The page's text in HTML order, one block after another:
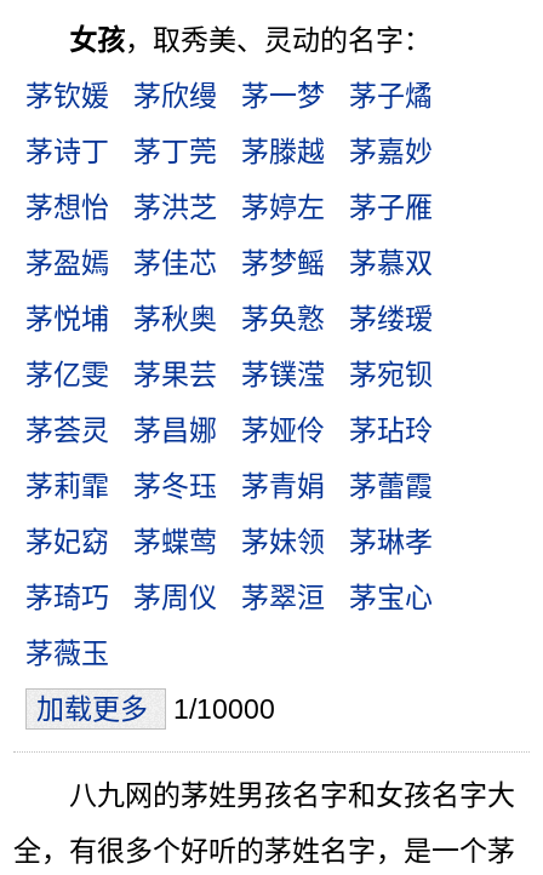
女孩，取秀美、灵动的名字：
茅钦媛
茅欣缦 茅一梦
茅子燏
茅诗丁
茅丁莞 茅滕越
茅嘉妙
茅想怡
茅洪芝 茅婷左
茅子雁
茅盈嫣
茅佳芯 茅梦鳐
茅慕双
茅悦埔
茅秋奥 茅奂憝
茅缕瑷
茅亿雯
茅果芸 茅镤滢
茅宛钡
茅荟灵
茅昌娜 茅娅伶
茅玷玲
茅莉霏
茅冬珏 茅青娟
茅蕾霞
茅妃窈
茅蝶莺 茅妹领
茅琳孝
茅琦巧
茅周仪 茅翠洹
茅宝心
茅薇玉
加载更多
1/10000
八九网的茅姓男孩名字和女孩名字大
全，有很多个好听的茅姓名字，是一个茅